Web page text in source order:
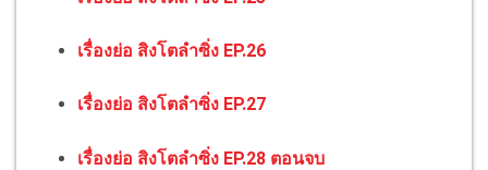
เรื่องย่อ สิงโตลำซิ่ง EP.26
เรื่องย่อ สิงโตลำซิ่ง EP.27
เรื่องย่อ สิงโตลำซิ่ง EP.28 ตอนจบ